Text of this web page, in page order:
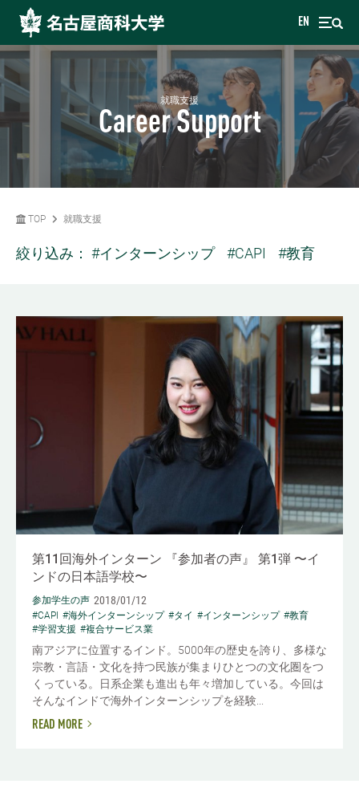
EN
就職支援
Career Support
TOP 就職支援
絞り込み： #インターンシップ #CAPI #教育
第11回海外インターン 『参加者の声』 第1弾 〜イ
ンドの日本語学校〜
参加学生の声 2018/01/12
#CAPI #海外インターンシップ #タイ #インターンシップ #教育
#学習支援 #複合サービス業
南アジアに位置するインド。5000年の歴史を誇り、多様な
宗教・言語・文化を持つ民族が集まりひとつの文化圏をつ
くっている。日系企業も進出も年々増加している。今回は
そんなインドで海外インターンシップを経験...
READ MORE